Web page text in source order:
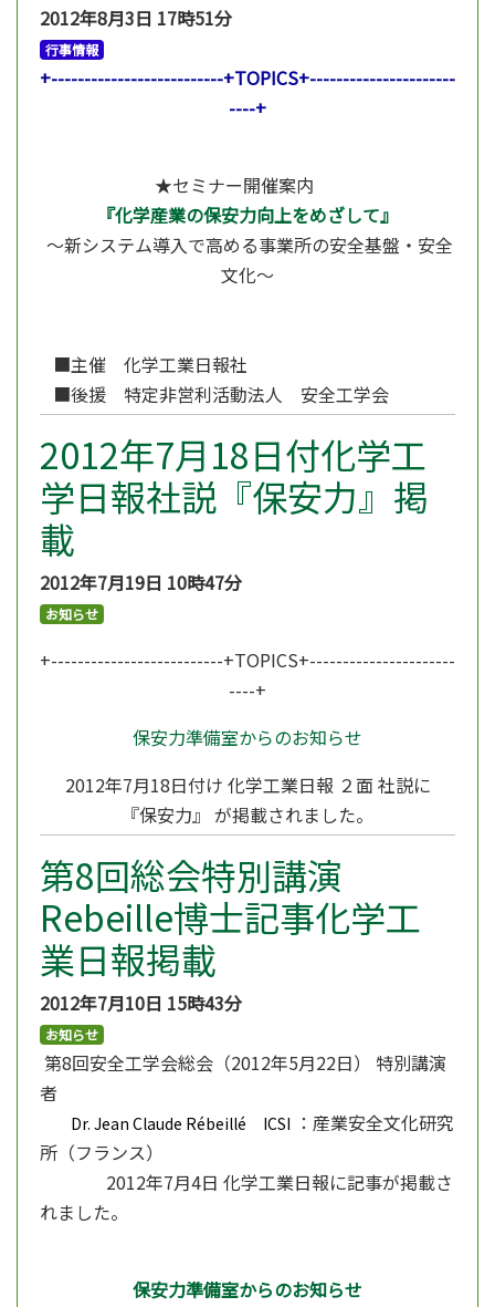
2012年8月3日 17時51分
行事情報
+--------------------------+TOPICS+----------------------
----+
★セミナー開催案内
『化学産業の保安力向上をめざして』
～新システム導入で高める事業所の安全基盤・安全
文化～
■主催 化学工業日報社
■後援 特定非営利活動法人 安全工学会
2012年7月18日付化学工
学日報社説『保安力』掲
載
2012年7月19日 10時47分
お知らせ
+--------------------------+TOPICS+----------------------
----+
保安力準備室からのお知らせ
2012年7月18日付け 化学工業日報 ２面 社説に
『保安力』 が掲載されました。
第8回総会特別講演
Rebeille博士記事化学工
業日報掲載
2012年7月10日 15時43分
お知らせ
第8回安全工学会総会（2012年5月22日） 特別講演
者
Dr. Jean Claude Rébeillé ICSI ：産業安全文化研究
所（フランス）
2012年7月4日 化学工業日報に記事が掲載さ
れました。
保安力準備室からのお知らせ